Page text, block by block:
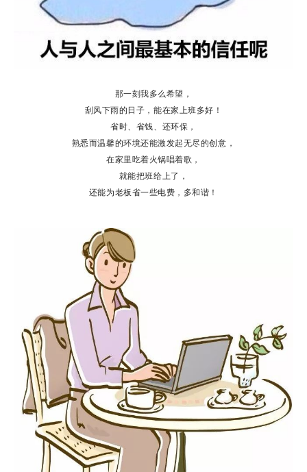
那一刻我多么希望，
刮风下雨的日子，能在家上班多好！
省时、省钱、还环保，
熟悉而温馨的环境还能激发起无尽的创意，
在家里吃着火锅唱着歌，
就能把班给上了，
还能为老板省一些电费，多和谐！